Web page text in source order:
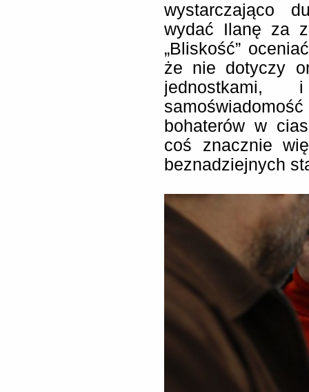
wystarczająco
wydać Ilanę za
„Bliskość”
że nie dotyczy
bohaterów w
coś znacznie
beznadziejnych